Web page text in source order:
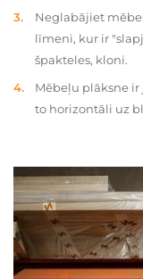
Neglabājiet
līmeni, kur ir
špakteles, kloni.
Mēbeļu plāksne
to horizontāli uz